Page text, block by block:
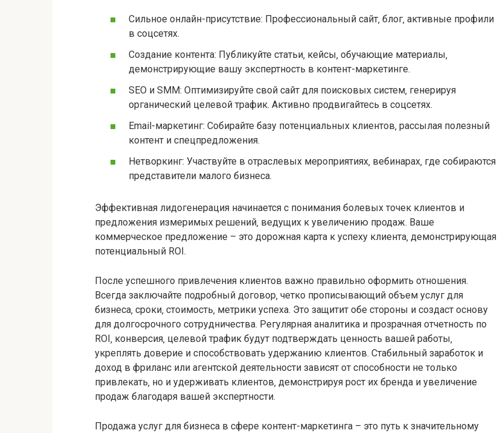
Сильное онлайн-присутствие: Профессиональный сайт‚ блог‚ активные профили
в соцсетях.
Создание контента: Публикуйте статьи‚ кейсы‚ обучающие материалы‚
демонстрирующие вашу экспертность в контент-маркетинге.
SEO и SMM: Оптимизируйте свой сайт для поисковых систем‚ генерируя
органический целевой трафик. Активно продвигайтесь в соцсетях.
Email-маркетинг: Собирайте базу потенциальных клиентов‚ рассылая полезный
контент и спецпредложения.
Нетворкинг: Участвуйте в отраслевых мероприятиях‚ вебинарах‚ где собираются
представители малого бизнеса.
Эффективная лидогенерация начинается с понимания болевых точек клиентов и
предложения измеримых решений‚ ведущих к увеличению продаж. Ваше
коммерческое предложение – это дорожная карта к успеху клиента‚ демонстрирующая
потенциальный ROI.
После успешного привлечения клиентов важно правильно оформить отношения.
Всегда заключайте подробный договор‚ четко прописывающий объем услуг для
бизнеса‚ сроки‚ стоимость‚ метрики успеха. Это защитит обе стороны и создаст основу
для долгосрочного сотрудничества. Регулярная аналитика и прозрачная отчетность по
ROI‚ конверсия‚ целевой трафик будут подтверждать ценность вашей работы‚
укреплять доверие и способствовать удержанию клиентов. Стабильный заработок и
доход в фриланс или агентской деятельности зависят от способности не только
привлекать‚ но и удерживать клиентов‚ демонстрируя рост их бренда и увеличение
продаж благодаря вашей экспертности.
Продажа услуг для бизнеса в сфере контент-маркетинга – это путь к значительному